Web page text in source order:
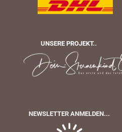
UNSERE PROJEKT..
NEWSLETTER ANMELDEN...